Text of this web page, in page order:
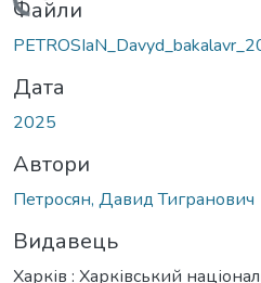
Вантажиться...
Файли
Дата
2025
Автори
Петросян, Давид Тигранович
Видавець
Харків : Харківський